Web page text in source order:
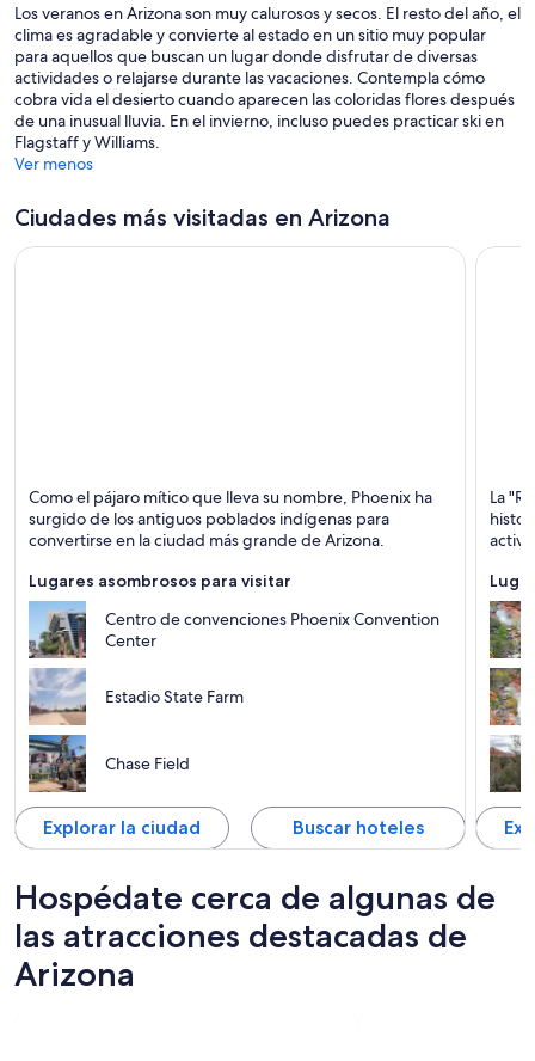
Los veranos en Arizona son muy calurosos y secos. El resto del año, el
clima es agradable y convierte al estado en un sitio muy popular
para aquellos que buscan un lugar donde disfrutar de diversas
actividades o relajarse durante las vacaciones. Contempla cómo
cobra vida el desierto cuando aparecen las coloridas flores después
de una inusual lluvia. En el invierno, incluso puedes practicar ski en
Flagstaff y Williams.
Ver menos
Ciudades más visitadas en Arizona
Deportes, Golf y Teatros
Como el pájaro mítico que lleva su nombre, Phoenix ha
surgido de los antiguos poblados indígenas para
convertirse en la ciudad más grande de Arizona.
Lugares asombrosos para visitar
Centro de convenciones Phoenix Convention
Center
Estadio State Farm
Chase Field
Explorar la ciudad Buscar hoteles
La
Hospédate cerca de algunas de
las atracciones destacadas de
Arizona